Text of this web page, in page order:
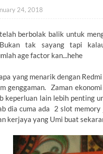
24, 2018
berbolak balik untuk
tak sayang tapi
age factor kan...hehe
yang menarik dengan
genggaman. Zaman
keperluan lain lebih penting
dia cuma ada 2 slot
kerjaya yang Umi buat